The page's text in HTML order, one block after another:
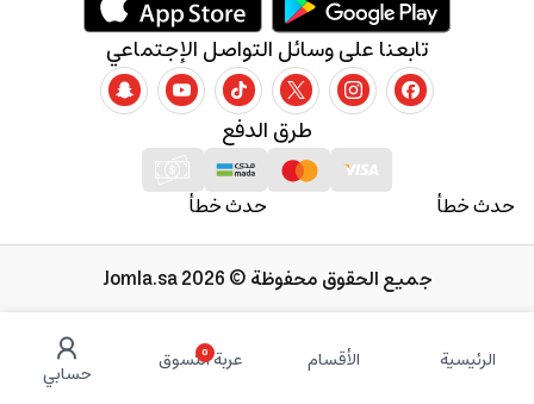
الرئيسية الأقسام 0
عربة التسوق حسابي
حدث خطأ حدث خطأ
طرق الدفع
تابعنا على وسائل التواصل الإجتماعي
جميع الحقوق محفوظة © 2026 Jomla.sa